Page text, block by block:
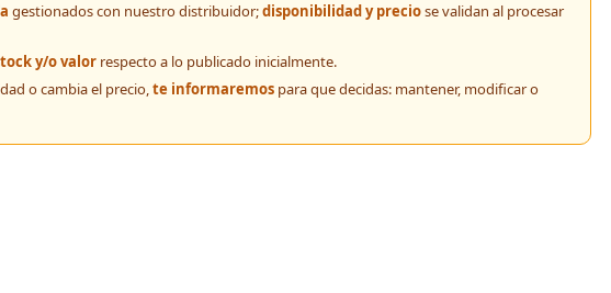
gestionados con nuestro distribuidor;disponibilidad y preciose validan al procesar
y/o valorrespecto a lo publicado inicialmente.
o cambia el precio,te informaremospara que decidas: mantener, modificar o